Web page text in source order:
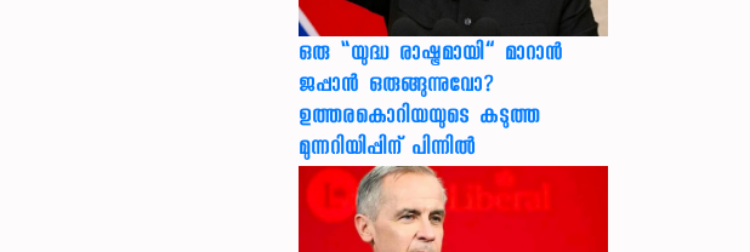
ഒരു “യുദ്ധ രാഷ്ട്രമായി” മാറാൻ
ജപ്പാൻ ഒരുങ്ങുന്നുവോ?
ഉത്തരകൊറിയയുടെ കടുത്ത
മുന്നറിയിപ്പിന് പിന്നിൽ